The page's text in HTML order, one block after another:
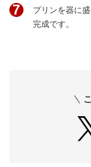
7
プリンを器に
完成です。